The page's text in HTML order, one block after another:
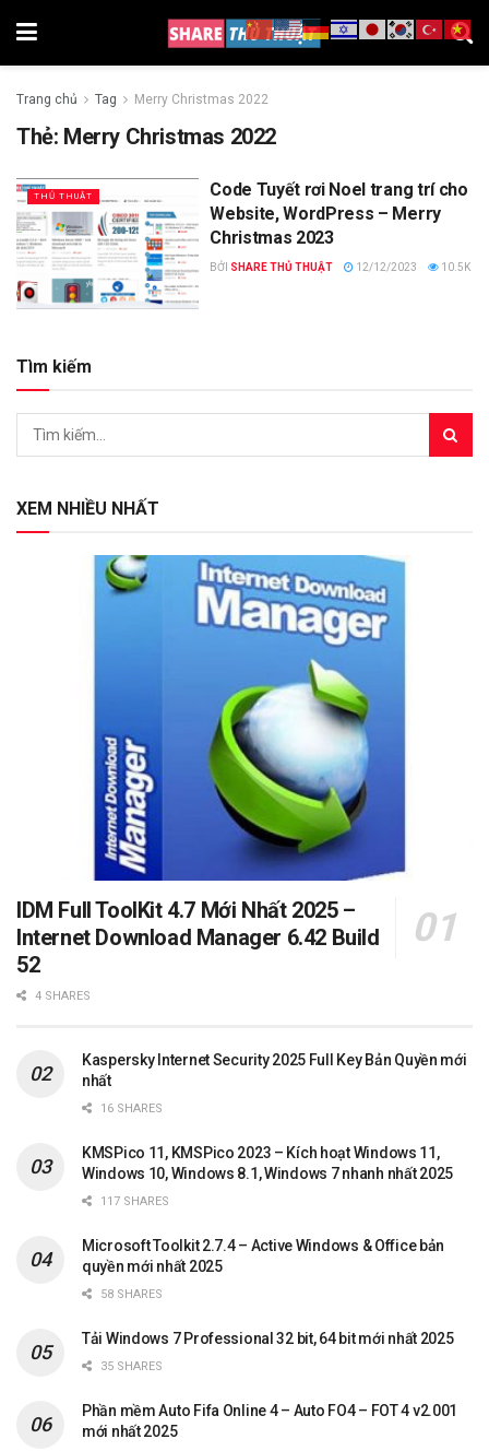
Trang chủ Tag Merry Christmas 2022
Thẻ: Merry Christmas 2022
THỦ THUẬT
Code Tuyết rơi Noel trang trí cho
Website, WordPress – Merry
Christmas 2023
BỞI SHARE THỦ THUẬT 12/12/2023 10.5K
Tìm kiếm
XEM NHIỀU NHẤT
IDM Full ToolKit 4.7 Mới Nhất 2025 –
Internet Download Manager 6.42 Build
52
4 SHARES
Kaspersky Internet Security 2025 Full Key Bản Quyền mới
nhất
16 SHARES
KMSPico 11, KMSPico 2023 – Kích hoạt Windows 11,
Windows 10, Windows 8.1, Windows 7 nhanh nhất 2025
117 SHARES
Microsoft Toolkit 2.7.4 – Active Windows & Office bản
quyền mới nhất 2025
58 SHARES
Tải Windows 7 Professional 32 bit, 64 bit mới nhất 2025
35 SHARES
Phần mềm Auto Fifa Online 4 – Auto FO4 – FOT 4 v2.001
mới nhất 2025